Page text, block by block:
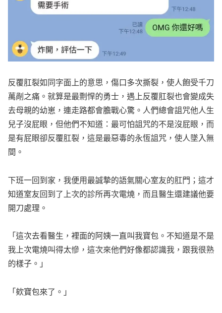
反覆肛裂如同字面上的意思，傷口多次撕裂，使人飽受千刀
萬剮之痛。就算是最剽悍的勇士，遇上反覆肛裂也會變成失
去母親的幼崽，連走路都會膽戰心驚。人們總會詛咒他人生
兒子沒屁眼，但他們不知道：最可怕詛咒的不是沒屁眼，而
是有屁眼卻反覆肛裂，這是最惡毒的永恆詛咒，使人墜入無
間。
下班一回到家，我便用最誠摯的語氣關心室友的肛門；這才
知道室友回到了上次的診所再次電燒，而且醫生還建議他要
開刀處理。
「這次去看醫生，裡面的阿姨一直叫我寶包。不知道是不是
我上次電燒叫得太慘，這次來他們好像都認識我，跟我很熟
的樣子。」
「欸寶包來了。」